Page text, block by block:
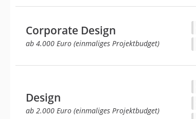
Corporate Design
ab 4.000 Euro (einmaliges Projektbudget)
Design
ab 2.000 Euro (einmaliges Projektbudget)